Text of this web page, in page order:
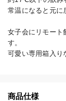
常温になると元に
女子会にリモート
す。
可愛い専用箱入り
商品仕様